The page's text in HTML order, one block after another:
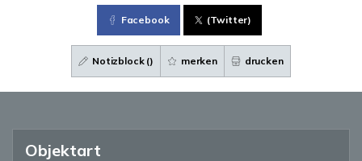
Facebook (Twitter)
Notizblock () merken drucken
Objektart